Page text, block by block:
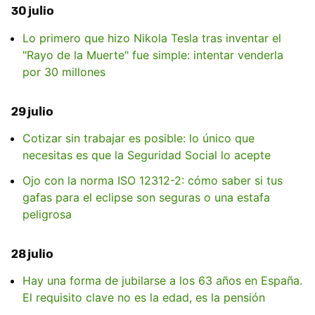
30 julio
Lo primero que hizo Nikola Tesla tras inventar el
"Rayo de la Muerte" fue simple: intentar venderla
por 30 millones
29 julio
Cotizar sin trabajar es posible: lo único que
necesitas es que la Seguridad Social lo acepte
Ojo con la norma ISO 12312-2: cómo saber si tus
gafas para el eclipse son seguras o una estafa
peligrosa
28 julio
Hay una forma de jubilarse a los 63 años en España.
El requisito clave no es la edad, es la pensión